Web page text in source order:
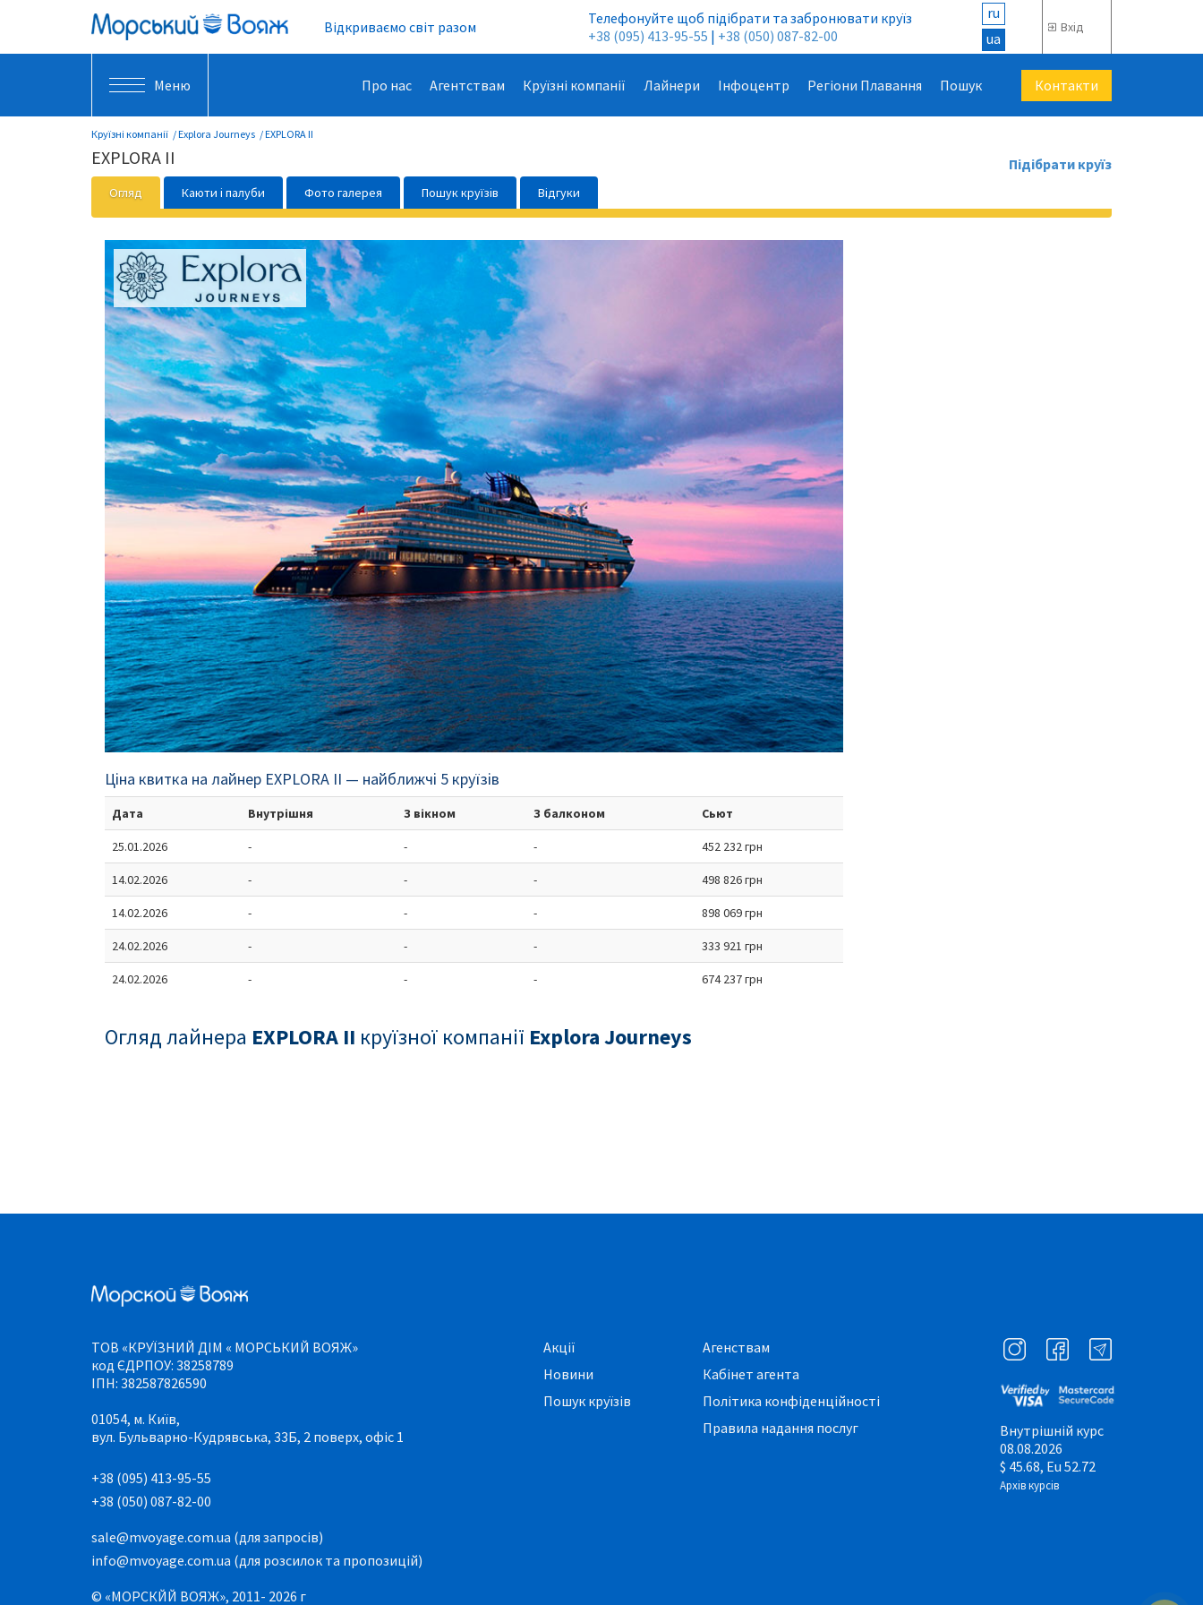
Відкриваємо світ разом
Телефонуйте щоб підібрати та забронювати круїз
+38 (095) 413-95-55 | +38 (050) 087-82-00
ru
ua
Вхід
Меню Про нас Агентствам Круїзні компанії Лайнери Інфоцентр Регіони Плавання Пошук Контакти
Круїзні компанії Explora Journeys EXPLORA II
EXPLORA II Підібрати круїз
Огляд Каюти і палуби Фото галерея Пошук круїзів Відгуки
Ціна квитка на лайнер EXPLORA II — найближчі 5 круїзів
Дата Внутрішня З вікном З балконом Сьют
25.01.2026 - - - 452 232 грн
14.02.2026 - - - 498 826 грн
14.02.2026 - - - 898 069 грн
24.02.2026 - - - 333 921 грн
24.02.2026 - - - 674 237 грн
Огляд лайнера EXPLORA II круїзної компанії Explora Journeys
ТОВ «КРУЇЗНИЙ ДІМ « МОРСЬКИЙ ВОЯЖ»
код ЄДРПОУ: 38258789
ІПН: 382587826590
01054, м. Київ,
вул. Бульварно-Кудрявська, 33Б, 2 поверх, офіс 1
+38 (095) 413-95-55
+38 (050) 087-82-00
sale@mvoyage.com.ua (для запросів)
info@mvoyage.com.ua (для розсилок та пропозицій)
© «МОРСКЙЙ ВОЯЖ», 2011- 2026 г
Акції
Новини
Пошук круїзів
Агенствам
Кабінет агента
Політика конфіденційності
Правила надання послуг
Внутрішній курс
08.08.2026
$ 45.68, Eu 52.72
Архів курсів